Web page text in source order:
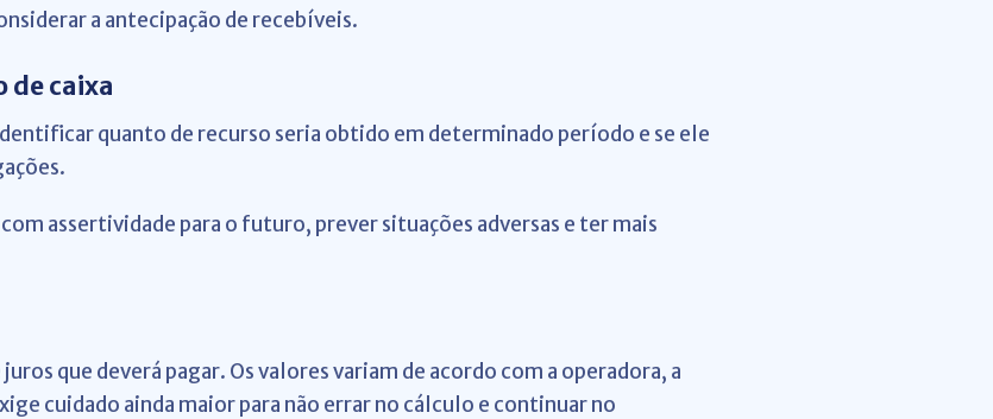
a antecipação de recebíveis.
de caixa
quanto de recurso seria obtido em determinado período e se ele
assertividade para o futuro, prever situações adversas e ter mais
que deverá pagar. Os valores variam de acordo com a operadora, a
cuidado ainda maior para não errar no cálculo e continuar no